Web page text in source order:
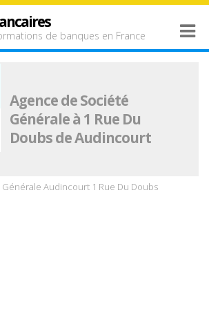
de banques en France
Agence de Société
Générale à 1 Rue Du
Doubs de Audincourt
Audincourt 1 Rue Du Doubs